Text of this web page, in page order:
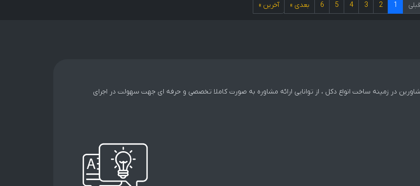
1
2
3
4
5
6 بعدی » آخرين »
در زمینه ساخت انواع دکل ، از توانایی ارائه مشاوره به صورت کاملا تخصصی و حرفه ای جهت سهولت در اجرای